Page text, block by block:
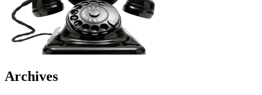
Archives